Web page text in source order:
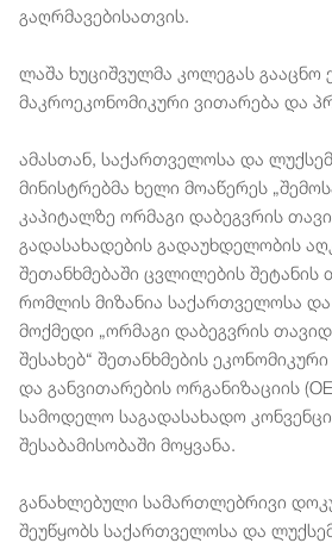
გაღრმავებისათვის.
ლაშა ხუციშვულმა კოლეგას გააცნო
მაკროეკონომიკური ვითარება და
ამასთან, საქართველოსა და
მინისტრებმა ხელი მოაწერეს
კაპიტალზე ორმაგი დაბეგვრის
გადასახადების გადაუხდელობის
შეთანხმებაში ცვლილების შეტანის
რომლის მიზანია საქართველოსა
მოქმედი „ორმაგი დაბეგვრის
შესახებ“ შეთანხმების
და განვითარების ორგანიზაციის
სამოდელო საგადასახადო
შესაბამისობაში მოყვანა.
განახლებული სამართლებრივი
შეუწყობს საქართველოსა და